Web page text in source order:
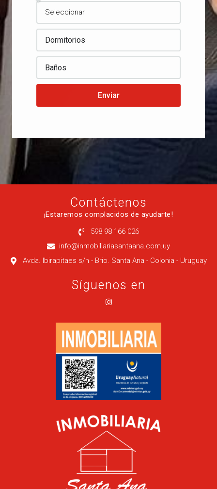
Enviar
Contáctenos
¡Estaremos complacidos de ayudarte!
598 98 166 026
info@inmobiliariasantaana.com.uy
Avda. Ibirapitaes s/n - Brio. Santa Ana - Colonia - Uruguay
Síguenos en